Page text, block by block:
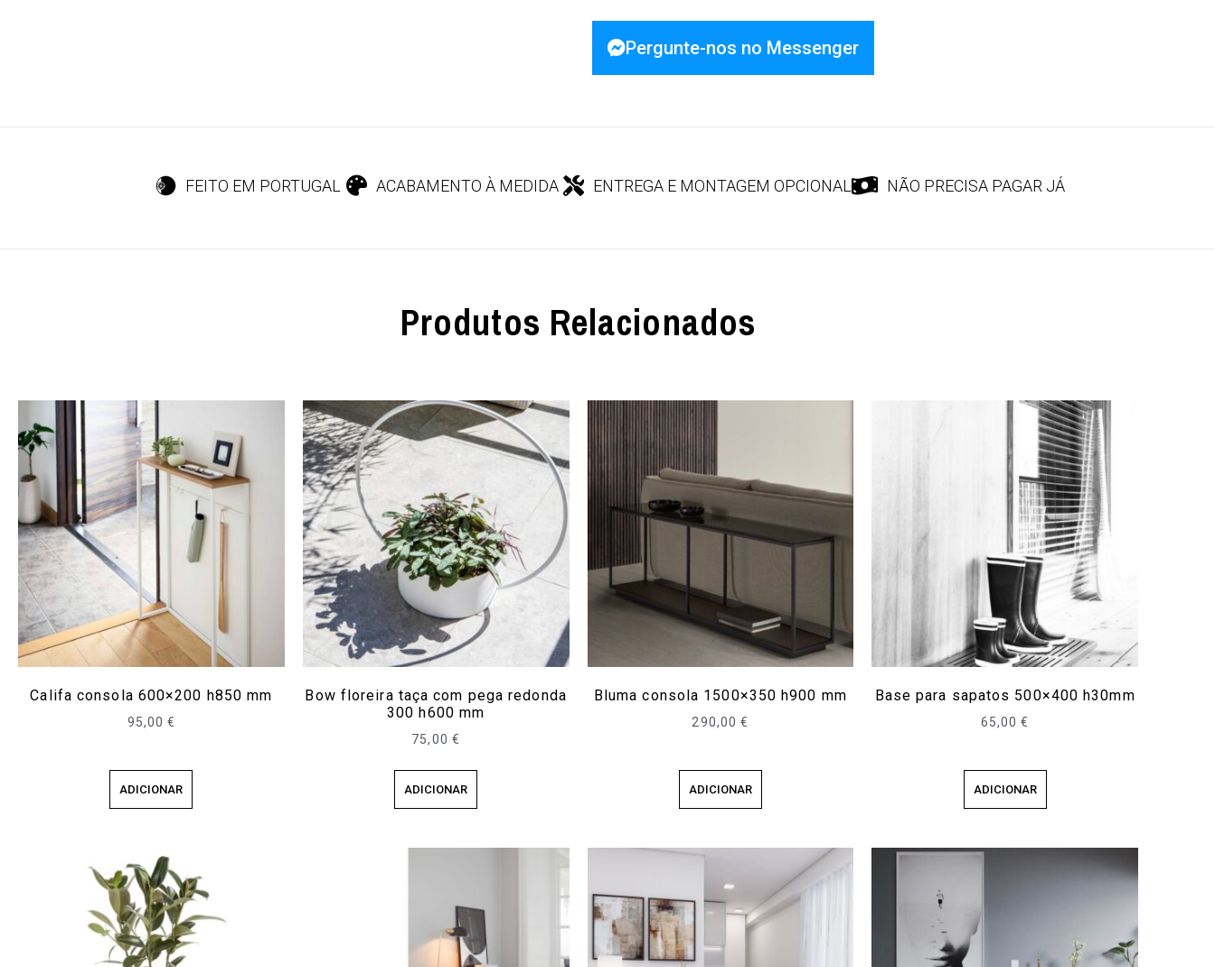
Pergunte-nos no Messenger
FEITO EM PORTUGAL ACABAMENTO À MEDIDA ENTREGA E MONTAGEM OPCIONAL NÃO PRECISA PAGAR JÁ
Produtos Relacionados
Califa consola 600×200 h850 mm
95,00€
ADICIONAR
Bow floreira taça com pega redonda
300 h600 mm
75,00 €
ADICIONAR
Bluma consola 1500×350 h900 mm
290,00€
ADICIONAR
Base para sapatos 500×400 h30mm
65,00€
ADICIONAR